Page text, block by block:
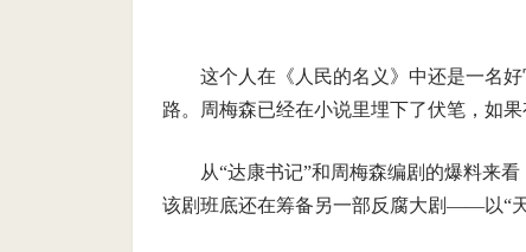
这个人在《人民的名义》中还是一名
路。周梅森已经在小说里埋下了伏笔，如
从“达康书记”和周梅森编剧的爆料来
该剧班底还在筹备另一部反腐大剧——以“